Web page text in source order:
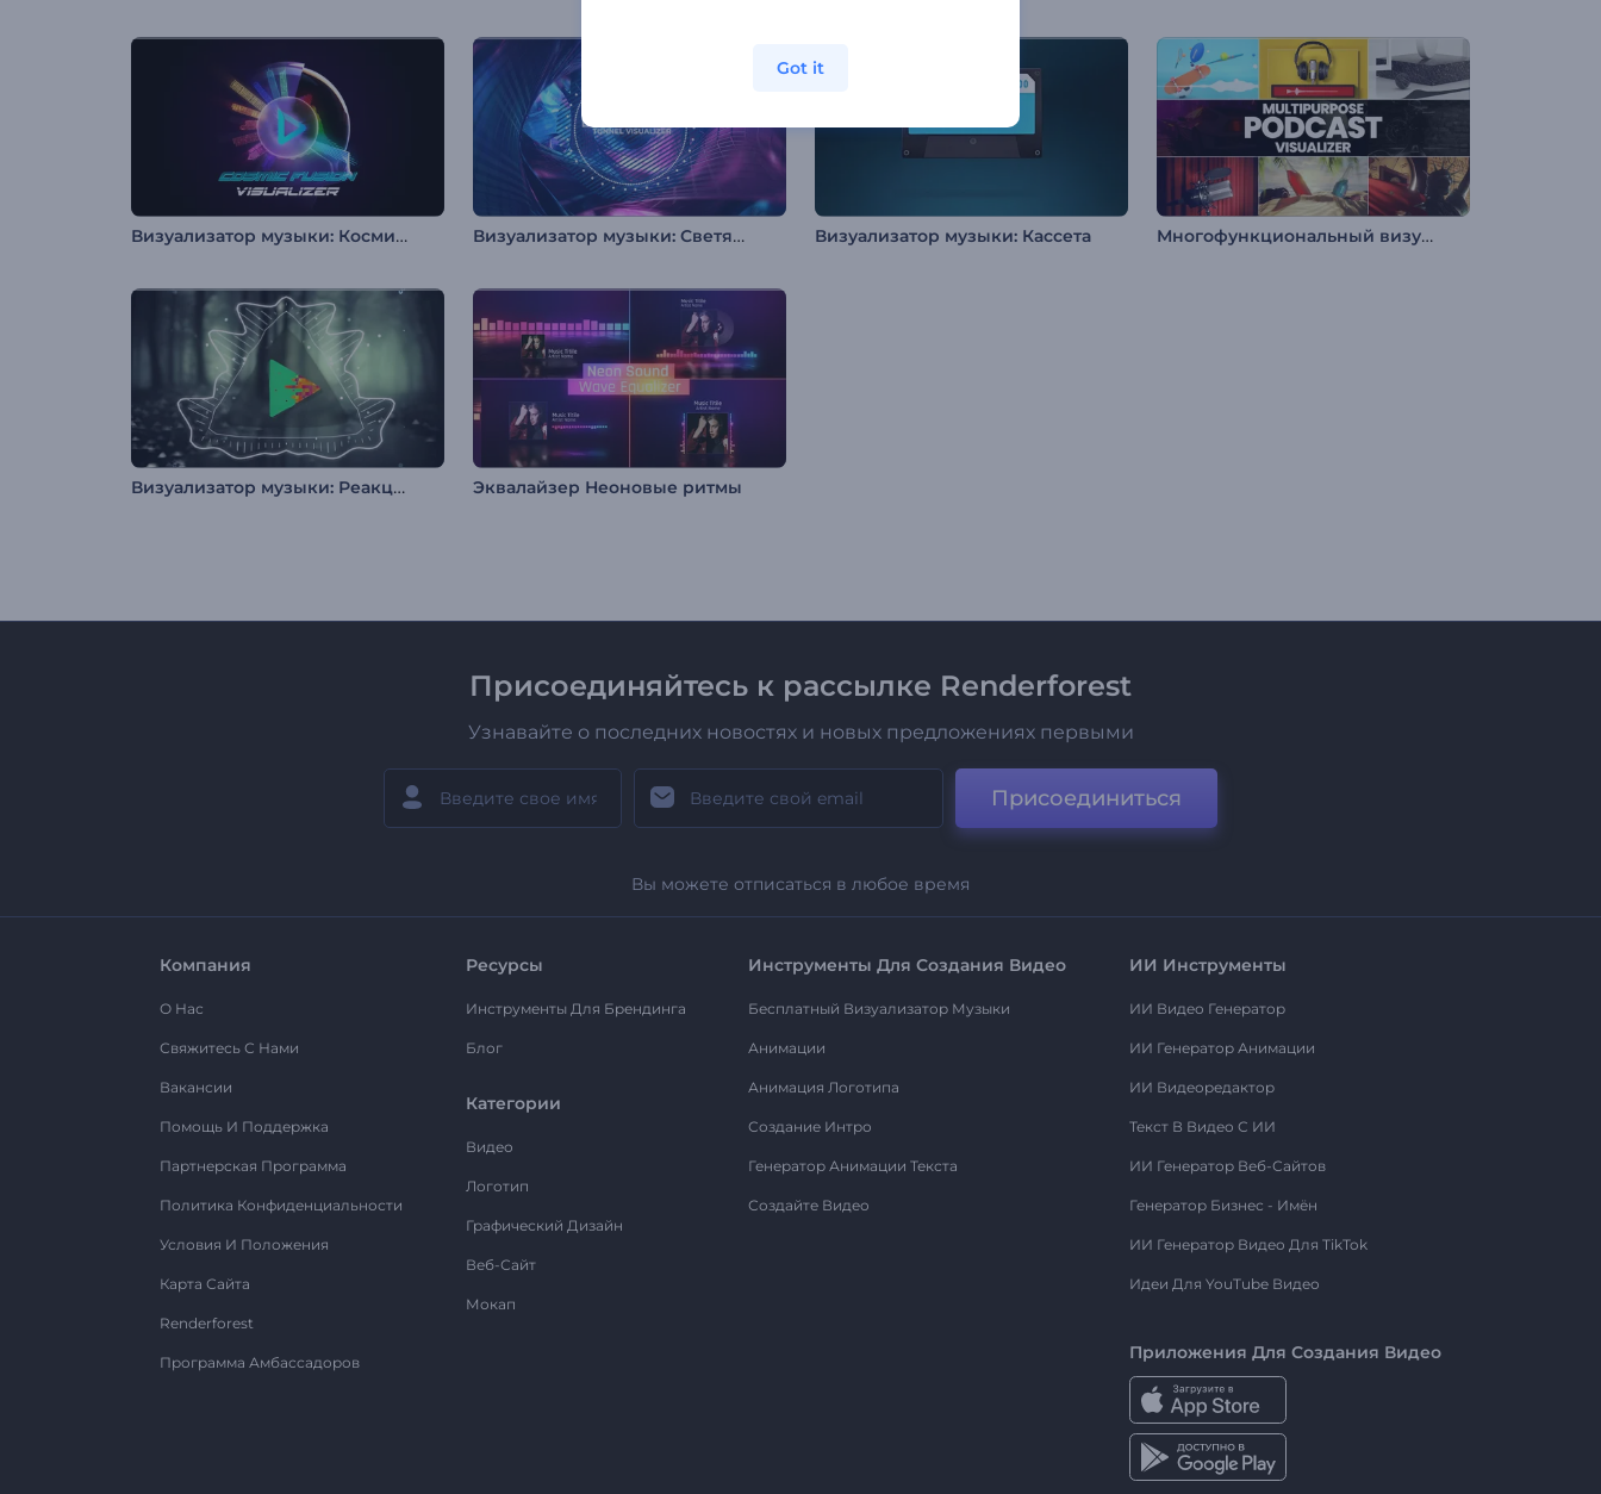
Визуализатор музыки: Космический фьюжн Визуализатор музыки: Светящийся тоннель Визуализатор музыки: Кассета Многофункциональный визуализатор для подкаста
Визуализатор музыки: Реакция Эквалайзер Неоновые ритмы
Присоединяйтесь к рассылке Renderforest
Узнавайте о последних новостях и новых предложениях первыми
Присоединиться
Вы можете отписаться в любое время
Компания
О Нас
Свяжитесь С Нами
Вакансии
Помощь И Поддержка
Партнерская Программа
Политика Конфиденциальности
Условия И Положения
Карта Сайта
Renderforest
Программа Амбассадоров
Ресурсы
Инструменты Для Брендинга
Блог
Категории
Видео
Логотип
Графический Дизайн
Веб-Сайт
Мокап
Инструменты Для Создания Видео
Бесплатный Визуализатор Музыки
Анимации
Анимация Логотипа
Создание Интро
Генератор Анимации Текста
Создайте Видео
ИИ Инструменты
ИИ Видео Генератор
ИИ Генератор Анимации
ИИ Видеоредактор
Текст В Видео С ИИ
ИИ Генератор Веб-Сайтов
Генератор Бизнес - Имён
ИИ Генератор Видео Для TikTok
Идеи Для YouTube Видео
Приложения Для Создания Видео
Got it